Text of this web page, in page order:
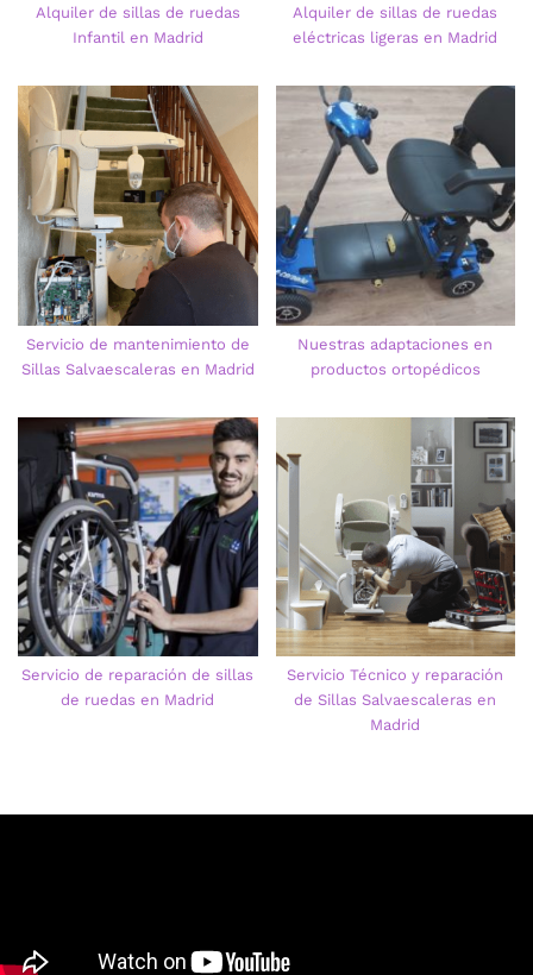
Alquiler de sillas de ruedas
Infantil en Madrid
Alquiler de sillas de ruedas
eléctricas ligeras en Madrid
Servicio de mantenimiento de
Sillas Salvaescaleras en Madrid
Nuestras adaptaciones en
productos ortopédicos
Servicio de reparación de sillas
de ruedas en Madrid
Servicio Técnico y reparación
de Sillas Salvaescaleras en
Madrid